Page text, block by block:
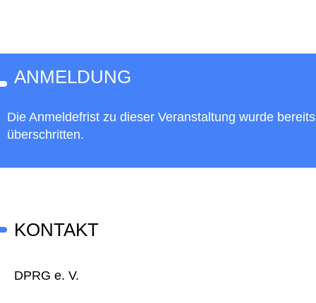
ANMELDUNG
Die Anmeldefrist zu dieser Veranstaltung wurde bereits
überschritten.
KONTAKT
DPRG e. V.